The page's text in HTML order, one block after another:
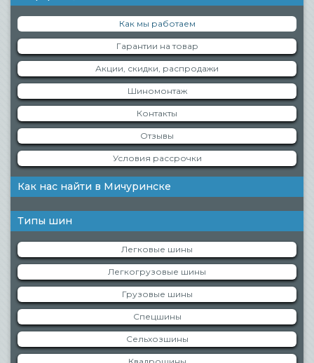
Как мы работаем
Гарантии на товар
Акции, скидки, распродажи
Шиномонтаж
Контакты
Отзывы
Условия рассрочки
Как нас найти в Мичуринске
Типы шин
Легковые шины
Легкогрузовые шины
Грузовые шины
Спецшины
Сельхозшины